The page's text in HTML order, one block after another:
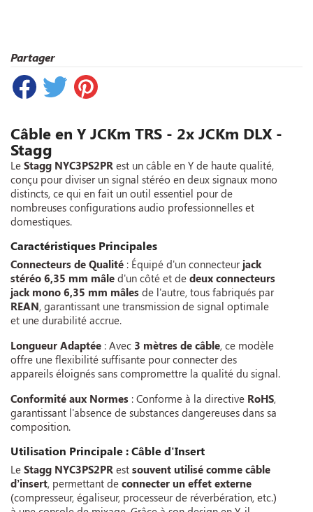
Partager
Câble en Y JCKm TRS - 2x JCKm DLX -
Stagg
Le Stagg NYC3PS2PR est un câble en Y de haute qualité,
conçu pour diviser un signal stéréo en deux signaux mono
distincts, ce qui en fait un outil essentiel pour de
nombreuses configurations audio professionnelles et
domestiques.
Caractéristiques Principales
Connecteurs de Qualité : Équipé d'un connecteur jack
stéréo 6,35 mm mâle d'un côté et de deux connecteurs
jack mono 6,35 mm mâles de l'autre, tous fabriqués par
REAN, garantissant une transmission de signal optimale
et une durabilité accrue.
Longueur Adaptée : Avec 3 mètres de câble, ce modèle
offre une flexibilité suffisante pour connecter des
appareils éloignés sans compromettre la qualité du signal.
Conformité aux Normes : Conforme à la directive RoHS,
garantissant l'absence de substances dangereuses dans sa
composition.
Utilisation Principale : Câble d'Insert
Le Stagg NYC3PS2PR est souvent utilisé comme câble
d’insert, permettant de connecter un effet externe
(compresseur, égaliseur, processeur de réverbération, etc.)